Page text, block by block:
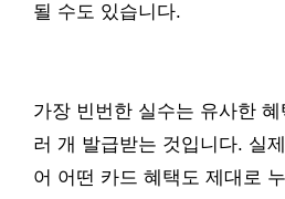
될 수도 있습니다.
가장 빈번한 실수는 유사한
러 개 발급받는 것입니다. 실
어 어떤 카드 혜택도 제대로